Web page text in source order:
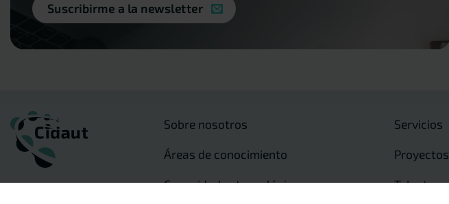
Suscribirme a la newsletter
Sobre nosotros
Áreas de conocimiento
Capacidades tecnológicas
Servicios
Proyectos
Talento